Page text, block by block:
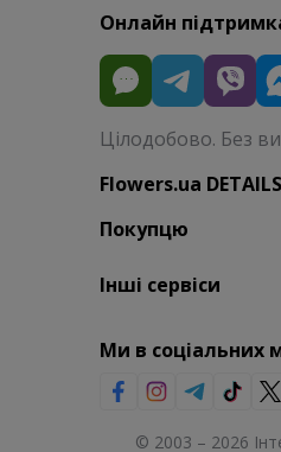
Онлайн
Цілодобово. Без
Flowers.ua DETAILS
Покупцю
Інші сервіси
Ми в соціальних
© 2003 – 2026